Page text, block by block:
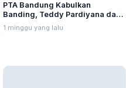
PTA Bandung Kabulkan
Banding, Teddy Pardiyana dan
Bintang Ditetapkan Ahli Waris
Lina Jubaedah
1 minggu yang lalu